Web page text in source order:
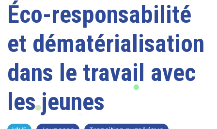
Éco-responsabilité
et dématérialisation
dans le travail avec
les jeunes